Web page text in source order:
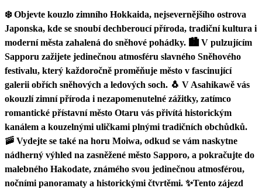
❄️ Objevte kouzlo zimního Hokkaida, nejsevernějšího ostrova
Japonska, kde se snoubí dechberoucí příroda, tradiční kultura i
moderní města zahalená do sněhové pohádky. 🏙️ V pulzujícím
Sapporu zažijete jedinečnou atmosféru slavného Sněhového
festivalu, který každoročně proměňuje město v fascinující
galerii obřích sněhových a ledových soch. 🐧 V Asahikawě vás
okouzlí zimní příroda i nezapomenutelné zážitky, zatímco
romantické přístavní město Otaru vás přivítá historickým
kanálem a kouzelnými uličkami plnými tradičních obchůdků.
🚠 Vydejte se také na horu Moiwa, odkud se vám naskytne
nádherný výhled na zasněžené město Sapporo, a pokračujte do
malebného Hakodate, známého svou jedinečnou atmosférou,
nočními panoramaty a historickými čtvrtěmi. ✨Tento zájezd